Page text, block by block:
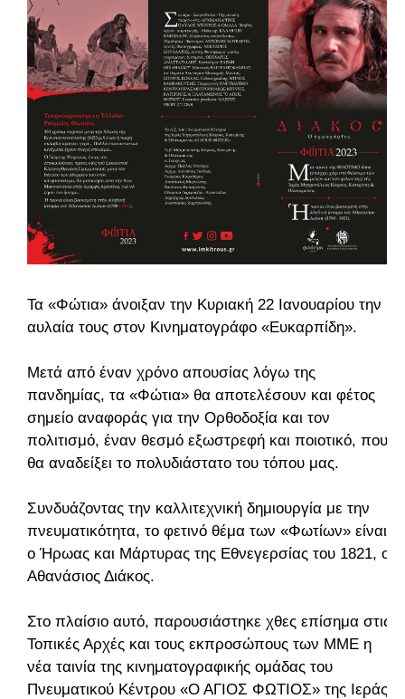
Τα «Φώτια» άνοιξαν την Κυριακή 22 Ιανουαρίου την
αυλαία τους στον Κινηματογράφο «Ευκαρπίδη».
Μετά από έναν χρόνο απουσίας λόγω της
πανδημίας, τα «Φώτια» θα αποτελέσουν και φέτος
σημείο αναφοράς για την Ορθοδοξία και τον
πολιτισμό, έναν θεσμό εξωστρεφή και ποιοτικό, που
θα αναδείξει το πολυδιάστατο του τόπου μας.
Συνδυάζοντας την καλλιτεχνική δημιουργία με την
πνευματικότητα, το φετινό θέμα των «Φωτίων» είναι
ο Ήρωας και Μάρτυρας της Εθνεγερσίας του 1821, ο
Αθανάσιος Διάκος.
Στο πλαίσιο αυτό, παρουσιάστηκε χθες επίσημα στις
Τοπικές Αρχές και τους εκπροσώπους των ΜΜΕ η
νέα ταινία της κινηματογραφικής ομάδας του
Πνευματικού Κέντρου «Ο ΑΓΙΟΣ ΦΩΤΙΟΣ» της Ιεράς